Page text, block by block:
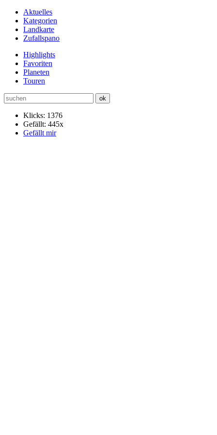
Aktuelles
Kategorien
Landkarte
Zufallspano
Highlights
Favoriten
Planeten
Touren
Klicks: 1376
Gefällt: 445x
Gefällt mir